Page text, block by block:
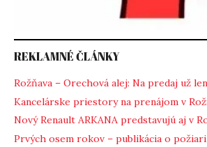
REKLAMNÉ ČLÁNKY
Rožňava – Orechová alej: Na predaj už
Kancelárske priestory na prenájom v
Nový Renault ARKANA predstavujú aj v
Prvých osem rokov – publikácia o